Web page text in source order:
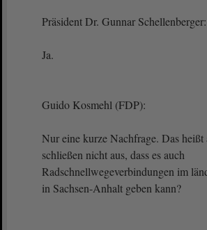
Präsident Dr. Gunnar Schellenberger:
Ja.
Guido Kosmehl (FDP):
Nur eine kurze Nachfrage. Das heißt
schließen nicht aus, dass es auch
Radschnellwegeverbindungen im
in Sachsen-Anhalt geben kann?